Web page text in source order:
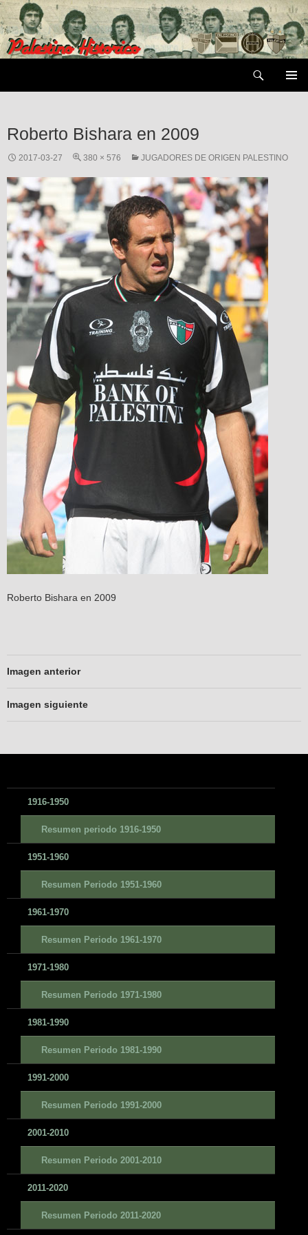
Saltar
al
contenido
Roberto Bishara en 2009
2017-03-27 380 × 576 JUGADORES DE ORIGEN PALESTINO
Roberto Bishara en 2009
Imagen anterior
Imagen siguiente
1916-1950
Resumen periodo 1916-1950
1951-1960
Resumen Periodo 1951-1960
1961-1970
Resumen Periodo 1961-1970
1971-1980
Resumen Periodo 1971-1980
1981-1990
Resumen Periodo 1981-1990
1991-2000
Resumen Periodo 1991-2000
2001-2010
Resumen Periodo 2001-2010
2011-2020
Resumen Periodo 2011-2020